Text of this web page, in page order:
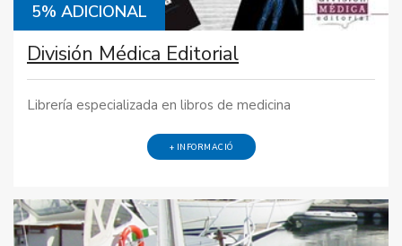
5% ADICIONAL
División Médica Editorial
Librería especializada en libros de medicina
+ INFORMACIÓ